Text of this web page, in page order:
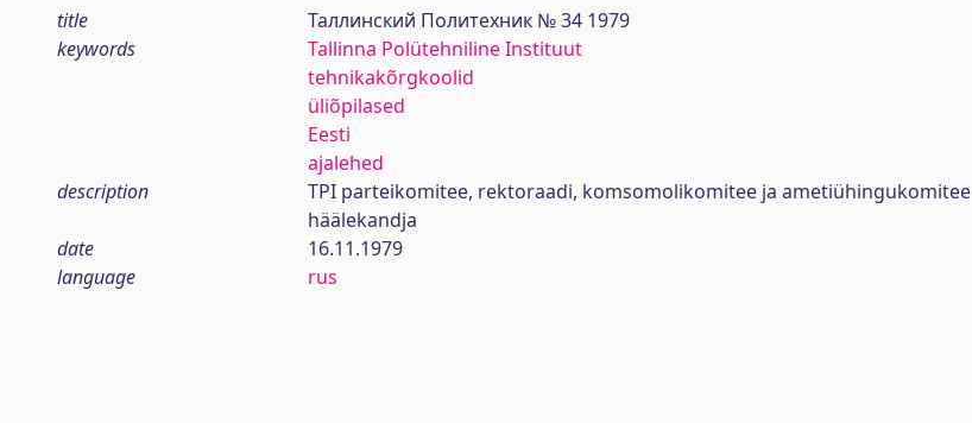
title
Таллинский Политехник № 34 1979
keywords
Tallinna Polütehniline Instituut
tehnikakõrgkoolid
üliõpilased
Eesti
ajalehed
description
TPI parteikomitee, rektoraadi, komsomolikomitee ja ametiühingukomitee
häälekandja
date
16.11.1979
language
rus